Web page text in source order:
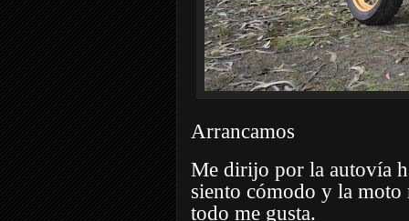
Arrancamos
Me dirijo por la autovía
siento cómodo y la moto
todo me gusta.